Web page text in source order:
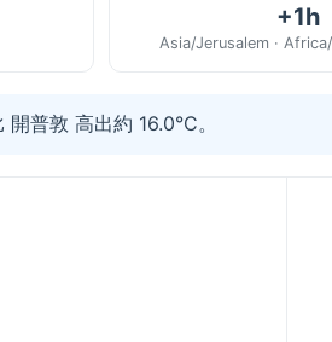
+1h
Asia/Jerusalem ·
普敦 高出約 16.0°C。